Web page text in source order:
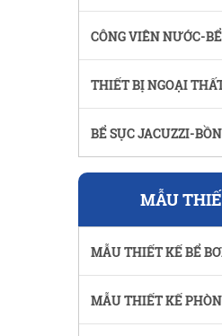
CÔNG VIÊN NƯỚC-
THIẾT BỊ NGOẠI
BỂ SỤC JACUZZI-
MẪU
MẪU THIẾT KẾ BỂ
MẪU THIẾT KẾ